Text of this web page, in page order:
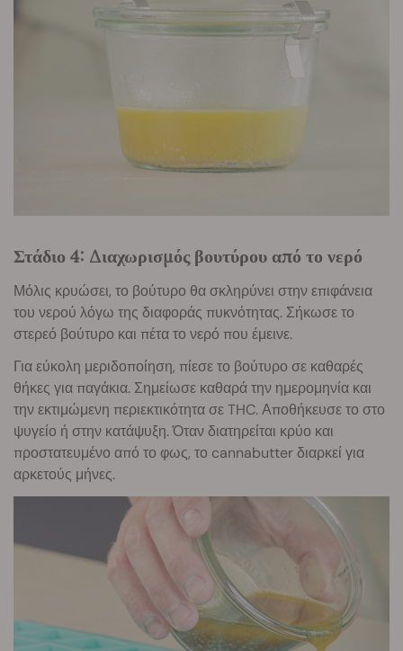
Στάδιο 4: Διαχωρισμός βουτύρου από το νερό
Μόλις κρυώσει, το βούτυρο θα σκληρύνει στην επιφάνεια
του νερού λόγω της διαφοράς πυκνότητας. Σήκωσε το
στερεό βούτυρο και πέτα το νερό που έμεινε.
Για εύκολη μεριδοποίηση, πίεσε το βούτυρο σε καθαρές
θήκες για παγάκια. Σημείωσε καθαρά την ημερομηνία και
την εκτιμώμενη περιεκτικότητα σε THC. Αποθήκευσε το στο
ψυγείο ή στην κατάψυξη. Όταν διατηρείται κρύο και
προστατευμένο από το φως, το cannabutter διαρκεί για
αρκετούς μήνες.